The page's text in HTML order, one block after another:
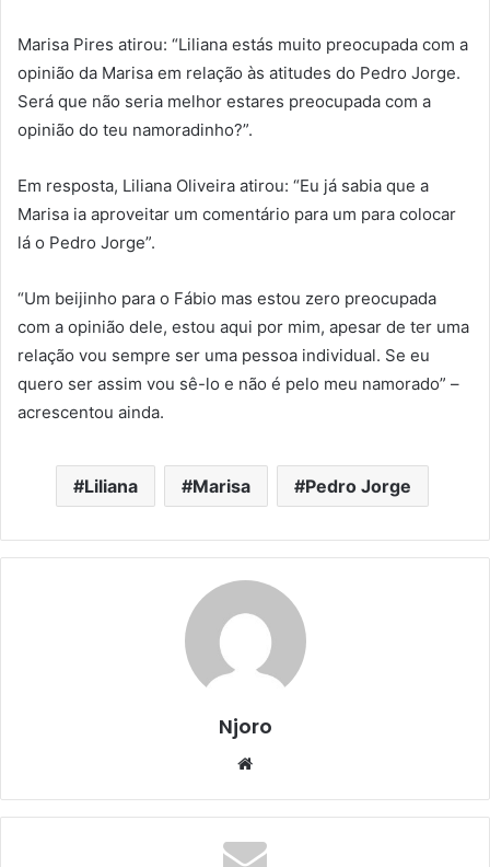
Marisa Pires atirou: “Liliana estás muito preocupada com a
opinião da Marisa em relação às atitudes do Pedro Jorge.
Será que não seria melhor estares preocupada com a
opinião do teu namoradinho?”.
Em resposta, Liliana Oliveira atirou: “Eu já sabia que a
Marisa ia aproveitar um comentário para um para colocar
lá o Pedro Jorge”.
“Um beijinho para o Fábio mas estou zero preocupada
com a opinião dele, estou aqui por mim, apesar de ter uma
relação vou sempre ser uma pessoa individual. Se eu
quero ser assim vou sê-lo e não é pelo meu namorado” –
acrescentou ainda.
Liliana Marisa Pedro Jorge
Njoro
Website